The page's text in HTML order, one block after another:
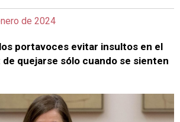
de 2024
portavoces evitar insultos en el
quejarse sólo cuando se sienten